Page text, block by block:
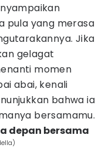
pula yang merasa
Jika
gelagat
momen
abai, kenali
bahwa ia
bersamamu.
depan bersama